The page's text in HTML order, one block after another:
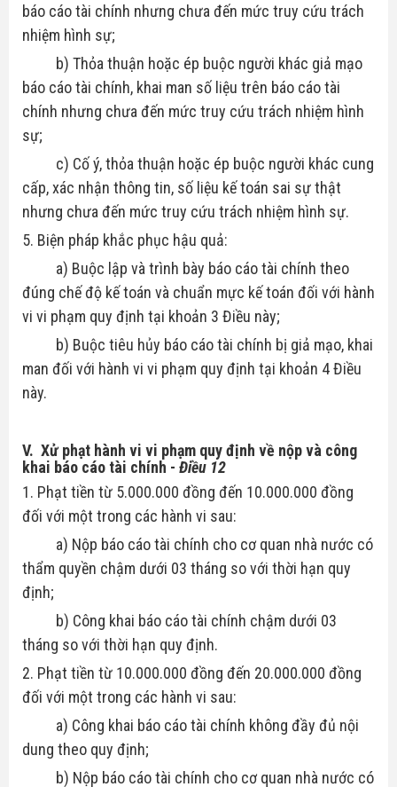
báo cáo tài chính nhưng chưa đến mức truy cứu trách
nhiệm hình sự;
b) Thỏa thuận hoặc ép buộc người khác giả mạo
báo cáo tài chính, khai man số liệu trên báo cáo tài
chính nhưng chưa đến mức truy cứu trách nhiệm hình
sự;
c) Cố ý, thỏa thuận hoặc ép buộc người khác cung
cấp, xác nhận thông tin, số liệu kế toán sai sự thật
nhưng chưa đến mức truy cứu trách nhiệm hình sự.
5. Biện pháp khắc phục hậu quả:
a) Buộc lập và trình bày báo cáo tài chính theo
đúng chế độ kế toán và chuẩn mực kế toán đối với hành
vi vi phạm quy định tại khoản 3 Điều này;
b) Buộc tiêu hủy báo cáo tài chính bị giả mạo, khai
man đối với hành vi vi phạm quy định tại khoản 4 Điều
này.
V. Xử phạt hành vi vi phạm quy định về nộp và công
khai báo cáo tài chính - Điều 12
1. Phạt tiền từ 5.000.000 đồng đến 10.000.000 đồng
đối với một trong các hành vi sau:
a) Nộp báo cáo tài chính cho cơ quan nhà nước có
thẩm quyền chậm dưới 03 tháng so với thời hạn quy
định;
b) Công khai báo cáo tài chính chậm dưới 03
tháng so với thời hạn quy định.
2. Phạt tiền từ 10.000.000 đồng đến 20.000.000 đồng
đối với một trong các hành vi sau:
a) Công khai báo cáo tài chính không đầy đủ nội
dung theo quy định;
b) Nộp báo cáo tài chính cho cơ quan nhà nước có